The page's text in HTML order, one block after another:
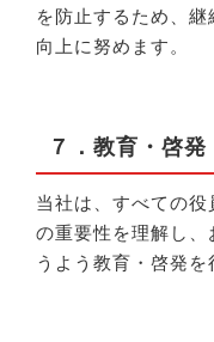
を防止するため、
向上に努めます。
７．教育・啓発
当社は、すべての
の重要性を理解し
うよう教育・啓発を